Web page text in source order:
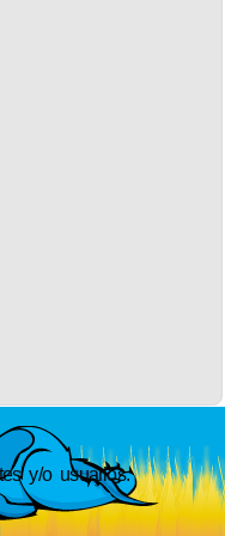
y/o usuarios.